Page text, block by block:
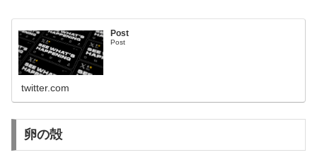
Post
Post
twitter.com
卵の殻